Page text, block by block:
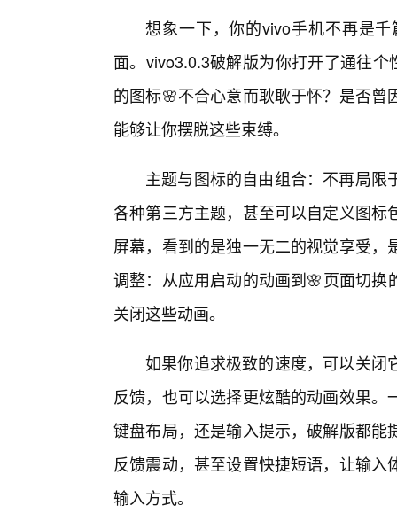
想象一下，你的vivo手机不再是
面。vivo3.0.3破解版为你打开了通往
的图标🌸不合心意而耿耿于怀？是否
能够让你摆脱这些束缚。
主题与图标的自由组合：不再局
各种第三方主题，甚至可以自定义图
屏幕，看到的是独一无二的视觉享受
调整：从应用启动的动画到🌸页面切
关闭这些动画。
如果你追求极致的速度，可以关闭
反馈，也可以选择更炫酷的动画效果
键盘布局，还是输入提示，破解版都
反馈震动，甚至设置快捷短语，让输
输入方式。